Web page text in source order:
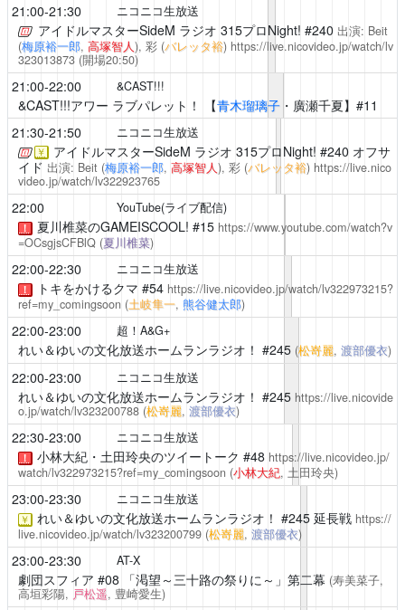
21:00-21:30 ニコニコ生放送
アイドルマスターSideM ラジオ 315プロNight! #240 出演: Beit
(梅原裕一郎, 高塚智人), 彩 (バレッタ裕) https://live.nicovideo.jp/watch/lv
323013873(開場20:50)
21:00-22:00 &CAST!!!
&CAST!!!アワー ラブパレット！ 【青木瑠璃子・廣瀬千夏】#11
21:30-21:50
ニコニコ生放送
￥ アイドルマスターSideM ラジオ 315プロNight! #240 オフサ
イド 出演: Beit (梅原裕一郎, 高塚智人), 彩 (バレッタ裕) https://live.nico
video.jp/watch/lv322923765
22:00 YouTube(ライブ配信)
！ 夏川椎菜のGAMEISCOOL! #15 https://www.youtube.com/watch?v
=OCsgjsCFBlQ (夏川椎菜)
22:00-22:30 ニコニコ生放送
！ トキをかけるクマ #54 https://live.nicovideo.jp/watch/lv322973215?
ref=my_comingsoon (土岐隼一, 熊谷健太郎)
22:00-23:00 超！A&G+
れい＆ゆいの文化放送ホームランラジオ！ #245 (松嵜麗, 渡部優衣)
22:00-23:00 ニコニコ生放送
れい＆ゆいの文化放送ホームランラジオ！ #245 https://live.nicovide
o.jp/watch/lv323200788 (松嵜麗, 渡部優衣)
22:30-23:00 ニコニコ生放送
！ 小林大紀・土田玲央のツイートーク #48 https://live.nicovideo.jp/
watch/lv322973215?ref=my_comingsoon (小林大紀, 土田玲央)
23:00-23:30 ニコニコ生放送
￥ れい＆ゆいの文化放送ホームランラジオ！ #245 延長戦 https://
live.nicovideo.jp/watch/lv323200799 (松嵜麗, 渡部優衣)
23:00-23:30 AT-X
劇団スフィア #08 「渇望～三十路の祭りに～」第二幕 (寿美菜子,
高垣彩陽, 戸松遥, 豊崎愛生)